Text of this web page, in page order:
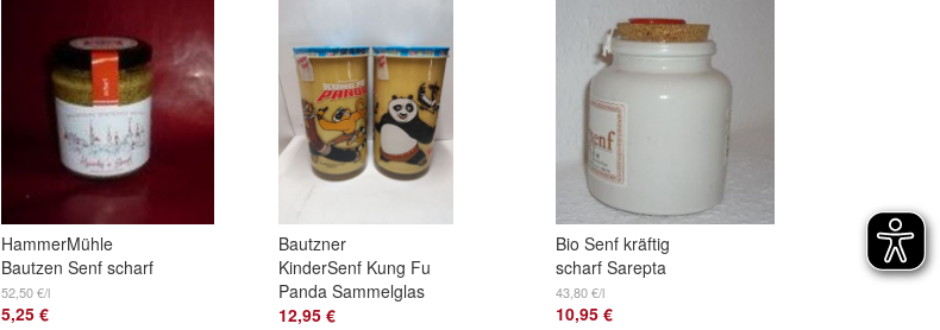
HammerMühle
Bautzen Senf scharf
- halbgrob 100 ml
52,50 €/l
5,25 €
Bautzner
KinderSenf Kung Fu
Panda Sammelglas
12,95 €
Bio Senf kräftig
scharf Sarepta
250ml im Topf
Brassica Juncea
43,80 €/l
10,95 €